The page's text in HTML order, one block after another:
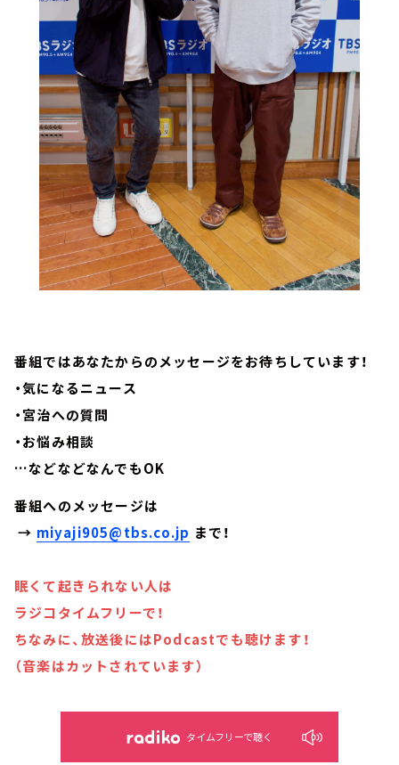
番組ではあなたからのメッセージをお待ちしています！
・気になるニュース
・宮治への質問
・お悩み相談
…などなどなんでもOK
番組へのメッセージは
→ miyaji905@tbs.co.jp まで！
眠くて起きられない人は
ラジコタイムフリーで！
ちなみに、放送後にはPodcastでも聴けます！
（音楽はカットされています）
タイムフリーで聴く